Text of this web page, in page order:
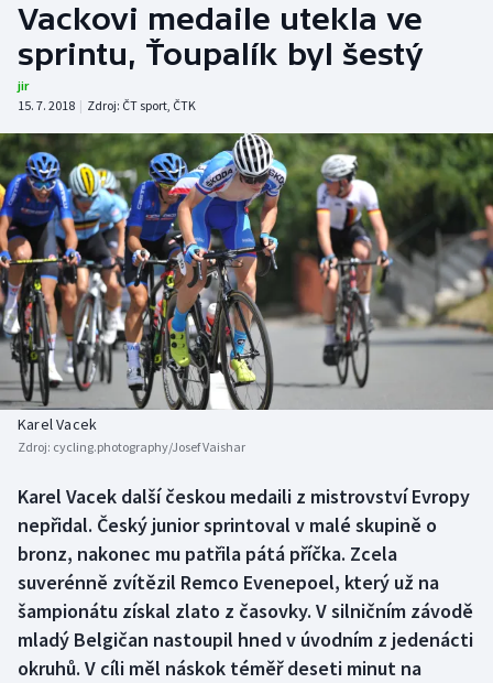
Cyklistika
DALŠÍ SPORTY
Americký fotbal
Baseball a softbal
Basketbal
Biatlon
Boby a skeleton
Box
Curling
Dostihy
Florbal
Futsal
Golf
NEPŘEHLÉDNĚTE
Soutěže
Historické návraty
Aplikace ČT sport
AZ kvíz
Vackovi medaile utekla ve
sprintu, Ťoupalík byl šestý
jir
15. 7. 2018 | Zdroj: ČT sport, ČTK
Karel Vacek
Zdroj: cycling.photography/Josef Vaishar
Karel Vacek další českou medaili z mistrovství Evropy
nepřidal. Český junior sprintoval v malé skupině o
bronz, nakonec mu patřila pátá příčka. Zcela
suverénně zvítězil Remco Evenepoel, který už na
šampionátu získal zlato z časovky. V silničním závodě
mladý Belgičan nastoupil hned v úvodním z jedenácti
okruhů. V cíli měl náskok téměř deseti minut na